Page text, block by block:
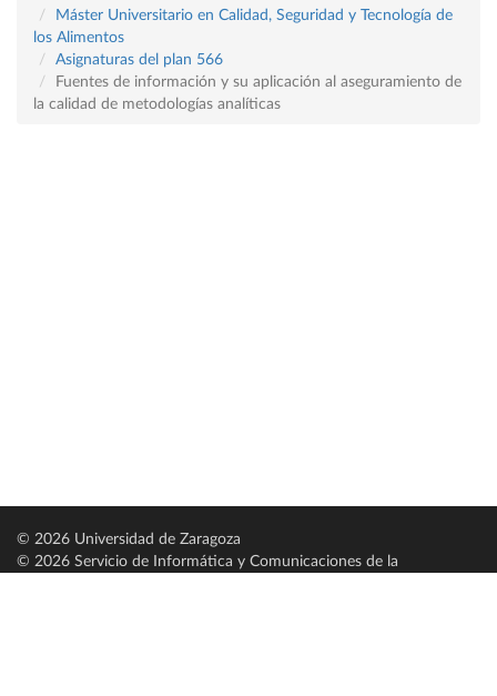
Máster Universitario en Calidad, Seguridad y Tecnología de
los Alimentos
Asignaturas del plan 566
Fuentes de información y su aplicación al aseguramiento de
la calidad de metodologías analíticas
© 2026 Universidad de Zaragoza
© 2026 Servicio de Informática y Comunicaciones de la